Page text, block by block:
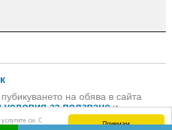
Приемам
си. С
на обява в сайта
за ползванеи
на lot.bg